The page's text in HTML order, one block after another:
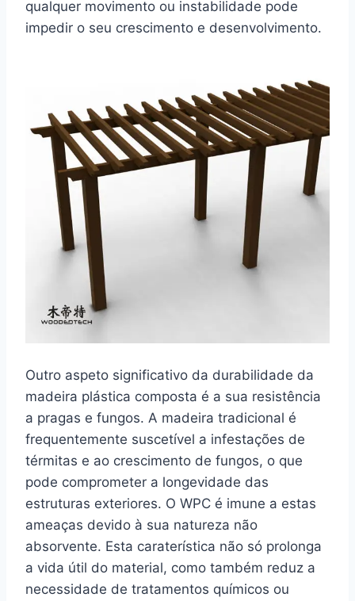
qualquer movimento ou instabilidade pode
impedir o seu crescimento e desenvolvimento.
Outro aspeto significativo da durabilidade da
madeira plástica composta é a sua resistência
a pragas e fungos. A madeira tradicional é
frequentemente suscetível a infestações de
térmitas e ao crescimento de fungos, o que
pode comprometer a longevidade das
estruturas exteriores. O WPC é imune a estas
ameaças devido à sua natureza não
absorvente. Esta caraterística não só prolonga
a vida útil do material, como também reduz a
necessidade de tratamentos químicos ou